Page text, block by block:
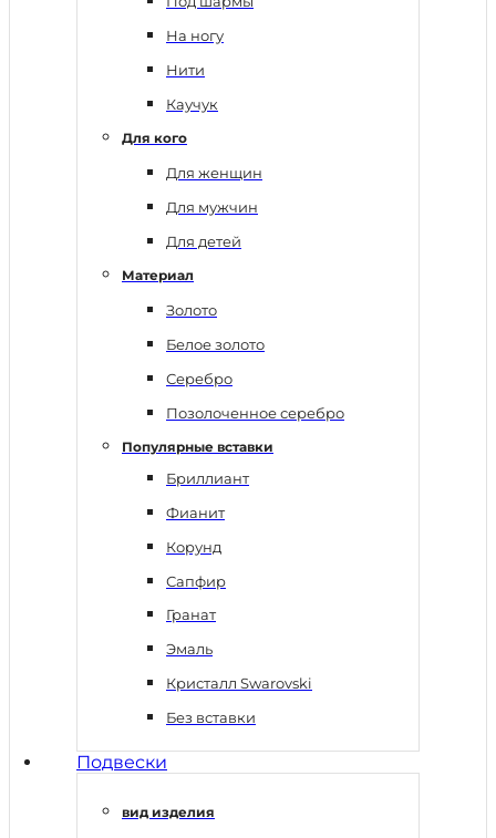
На ногу
Нити
Каучук
Для кого
Для женщин
Для мужчин
Для детей
Материал
Золото
Белое золото
Серебро
Позолоченное серебро
Популярные вставки
Бриллиант
Фианит
Корунд
Сапфир
Гранат
Эмаль
Кристалл Swarovski
Без вставки
Подвески
вид изделия